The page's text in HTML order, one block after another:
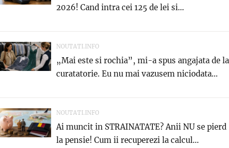
2026! Cand intra cei 125 de lei si...
NOUTATI.INFO
„Mai este si rochia”, mi-a spus angajata de la
curatatorie. Eu nu mai vazusem niciodata...
NOUTATI.INFO
Ai muncit in STRAINATATE? Anii NU se pierd
la pensie! Cum ii recuperezi la calcul...